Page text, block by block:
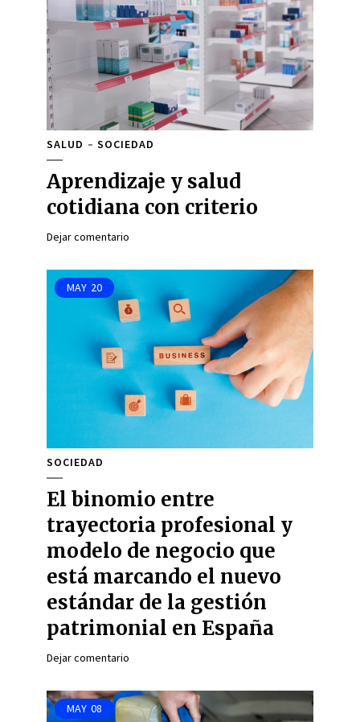
SALUD SOCIEDAD
Aprendizaje y salud
cotidiana con criterio
Dejar comentario
MAY 20
SOCIEDAD
El binomio entre
trayectoria profesional y
modelo de negocio que
está marcando el nuevo
estándar de la gestión
patrimonial en España
Dejar comentario
MAY 08